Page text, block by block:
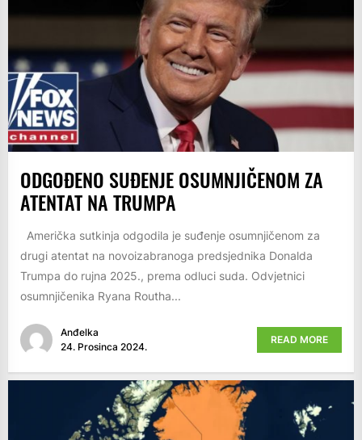
ODGOĐENO SUĐENJE OSUMNJIČENOM ZA
ATENTAT NA TRUMPA
Američka sutkinja odgodila je suđenje osumnjičenom za
drugi atentat na novoizabranoga predsjednika Donalda
Trumpa do rujna 2025., prema odluci suda. Odvjetnici
osumnjičenika Ryana Routha...
Anđelka
24. Prosinca 2024.
READ MORE